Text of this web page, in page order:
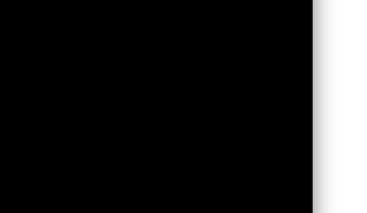
такси в Бершади
такси в Бобровице
такси в Богодухове
такси в Богуславе